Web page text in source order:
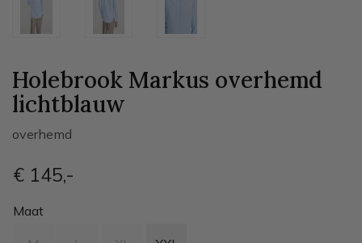
Holebrook Markus overhemd
lichtblauw
overhemd
€ 145,-
Maat